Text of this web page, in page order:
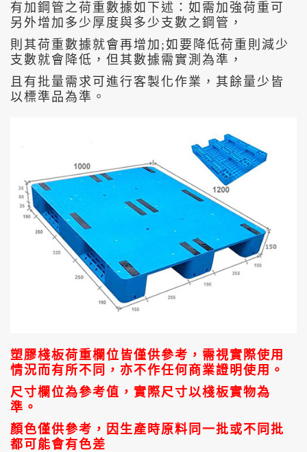
有加鋼管之荷重數據如下述：如需加強荷重可
另外增加多少厚度與多少支數之鋼管，
則其荷重數據就會再增加;如要降低荷重則減少
支數就會降低，但其數據需實測為準，
且有批量需求可進行客製化作業，其餘量少皆
以標準品為準。
塑膠棧板荷重欄位皆僅供參考，需視實際使用
情況而有所不同，亦不作任何商業證明使用。
尺寸欄位為參考值，實際尺寸以棧板實物為
準。
顏色僅供參考，因生產時原料同一批或不同批
都可能會有色差